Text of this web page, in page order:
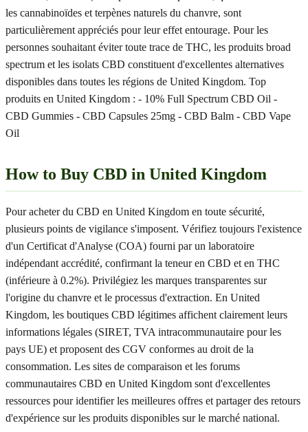
les cannabinoïdes et terpènes naturels du chanvre, sont
particulièrement appréciés pour leur effet entourage. Pour les
personnes souhaitant éviter toute trace de THC, les produits broad
spectrum et les isolats CBD constituent d'excellentes alternatives
disponibles dans toutes les régions de United Kingdom. Top
produits en United Kingdom : - 10% Full Spectrum CBD Oil -
CBD Gummies - CBD Capsules 25mg - CBD Balm - CBD Vape
Oil
How to Buy CBD in United Kingdom
Pour acheter du CBD en United Kingdom en toute sécurité,
plusieurs points de vigilance s'imposent. Vérifiez toujours l'existence
d'un Certificat d'Analyse (COA) fourni par un laboratoire
indépendant accrédité, confirmant la teneur en CBD et en THC
(inférieure à 0.2%). Privilégiez les marques transparentes sur
l'origine du chanvre et le processus d'extraction. En United
Kingdom, les boutiques CBD légitimes affichent clairement leurs
informations légales (SIRET, TVA intracommunautaire pour les
pays UE) et proposent des CGV conformes au droit de la
consommation. Les sites de comparaison et les forums
communautaires CBD en United Kingdom sont d'excellentes
ressources pour identifier les meilleures offres et partager des retours
d'expérience sur les produits disponibles sur le marché national.